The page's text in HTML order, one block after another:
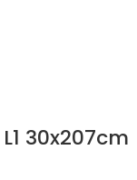
30x207cm